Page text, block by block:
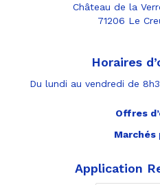
Château de la
71206 Le
Horaires
Du lundi au vendredi de
Offres
Marchés
Application